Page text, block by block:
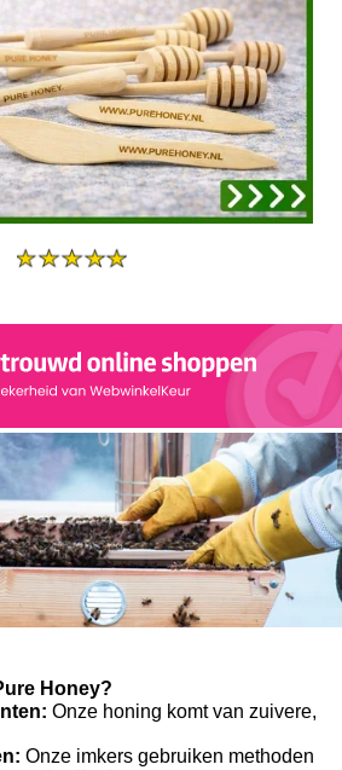
Honey?
Onze honing komt van zuivere,
Onze imkers gebruiken methoden